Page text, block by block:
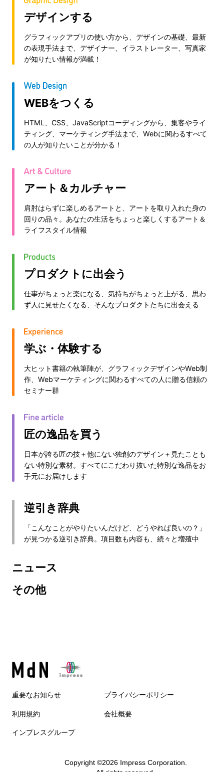
デザインする
グラフィックアプリの使い方から、デザインの基礎、最新
の表現手法まで、デザイナー、イラストレーター、写真家
が知りたい情報が満載！
WEBをつくる
HTML、CSS、JavaScriptコーディングから、集客やライ
ティング、マーケティング手法まで、Webに関わるすべて
の人が知りたいことが分かる！
アート＆カルチャー
肩肘はらずに楽しめるアートと、アートを取り入れた身の
回りの品々。あなたの生活をちょっと楽しくするアート＆
ライフスタイル情報
プロダクトに出会う
仕事がちょっと楽になる、気持ちがちょっと上がる、思わ
ず人に見せたくなる、そんなプロダクトたちに出会える
学ぶ・体験する
大ヒット書籍の執筆陣が、グラフィックデザインやWeb制
作、Webマーケティングに関わるすべての人に贈る信頼の
セミナー群
匠の逸品を買う
日本が誇る匠の技＋他にない独創のデザイン＋見たことも
ない特別な素材。すべてにこだわり抜いた特別な逸品をお
手元にお届けします
逆引き辞典
「こんなことがやりたいんだけど、どうやれば良いの？」
が見つかる逆引き辞典。項目数も内容も、続々と増殖中
ニュース
その他
重要なお知らせ プライバシーポリシー
利用規約 会社概要
インプレスグループ